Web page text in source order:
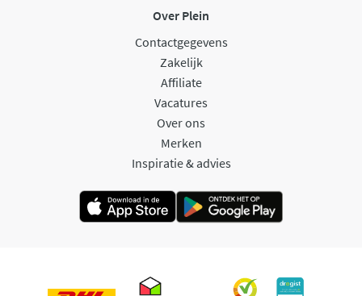
Over Plein
Contactgegevens
Zakelijk
Affiliate
Vacatures
Over ons
Merken
Inspiratie & advies